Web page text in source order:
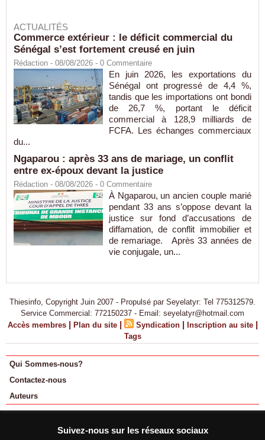
ACTUALITÉS
Commerce extérieur : le déficit commercial du
Sénégal s’est fortement creusé en juin
Rédaction - 08/08/2026 - 0 Commentaire
En juin 2026, les exportations du
Sénégal ont progressé de 4,4 %,
tandis que les importations ont bondi
de 26,7 %, portant le déficit
commercial à 128,9 milliards de
FCFA. Les échanges commerciaux
du...
Ngaparou : après 33 ans de mariage, un conflit
entre ex-époux devant la justice
Rédaction - 08/08/2026 - 0 Commentaire
À Ngaparou, un ancien couple marié
pendant 33 ans s’oppose devant la
justice sur fond d’accusations de
diffamation, de conflit immobilier et
de remariage. Après 33 années de
vie conjugale, un...
Thiesinfo, Copyright Juin 2007 - Propulsé par Seyelatyr: Tel 775312579.
Service Commercial: 772150237 - Email: seyelatyr@hotmail.com
Accès membres | Plan du site | Syndication | Inscription au site |
Tags
Qui Sommes-nous?
Contactez-nous
Auteurs
Suivez-nous sur les réseaux sociaux